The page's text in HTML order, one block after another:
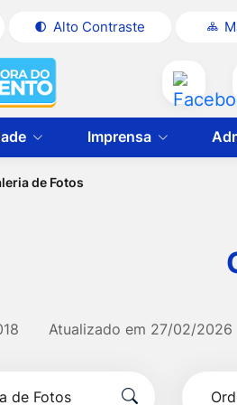
Alto Contraste
a
Rede
Imprensa
de Fotos
Atualizado em 27/02/2026